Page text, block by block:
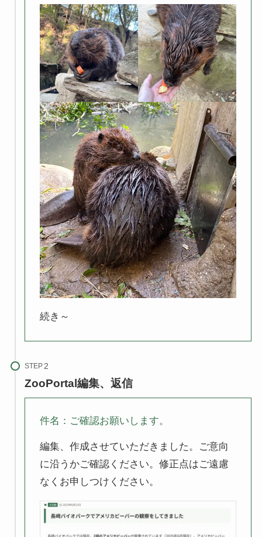
続き～
STEP
ZooPortal編集、返信
件名：ご確認お願いします。
編集、作成させていただきました。ご意向
に沿うかご確認ください。修正点はご遠慮
なくお申しつけください。